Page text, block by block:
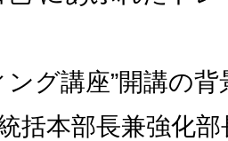
グ講座”開講の
括本部長兼強化